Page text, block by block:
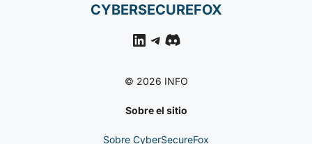
CYBERSECUREFOX
LinkedIn
Telegram
Discord
© 2026 INFO
Sobre el sitio
Sobre CyberSecureFox